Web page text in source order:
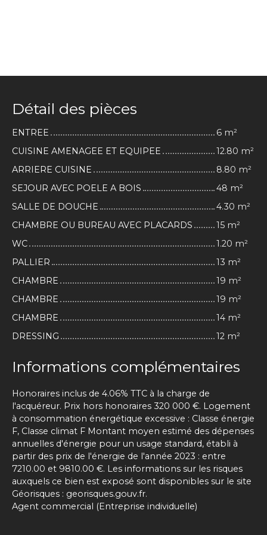
Détail des pièces
ENTREE
6 m²
CUISINE AMENAGEE ET EQUIPEE
12.80 m²
ARRIERE CUISINE
8.80 m²
SEJOUR AVEC POELE A BOIS
48 m²
SALLE DE DOUCHE
4.30 m²
CHAMBRE OU BUREAU AVEC PLACARDS
15 m²
WC
1.20 m²
PALLIER
13 m²
CHAMBRE
19 m²
CHAMBRE
19 m²
CHAMBRE
14 m²
DRESSING
12 m²
Informations complémentaires
Honoraires inclus de 4.06% TTC à la charge de
l'acquéreur. Prix hors honoraires 320 000 €. Logement
à consommation énergétique excessive : Classe énergie
F, Classe climat F Montant moyen estimé des dépenses
annuelles d'énergie pour un usage standard, établi à
partir des prix de l'énergie de l'année 2023 : entre
7210.00 et 9810.00 €. Les informations sur les risques
auxquels ce bien est exposé sont disponibles sur le site
Géorisques : georisques.gouv.fr.
Agent commercial (Entreprise individuelle)